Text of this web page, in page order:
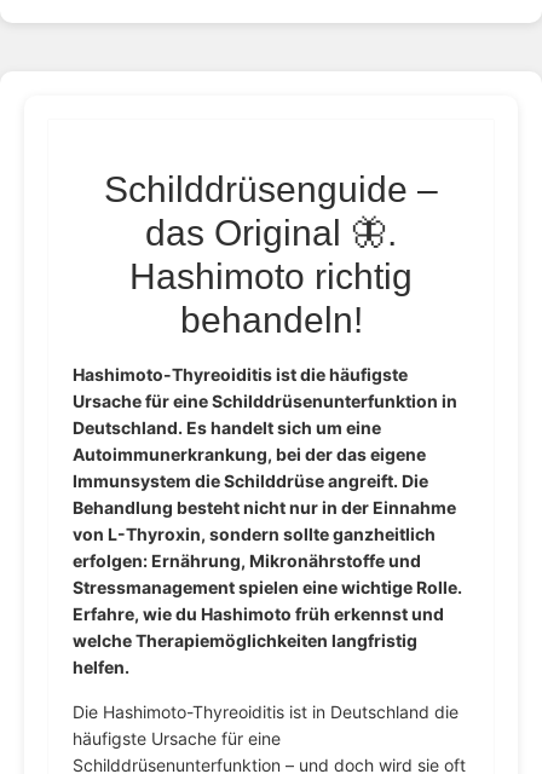
Schilddrüsenguide –
das Original 🦋.
Hashimoto richtig
behandeln!
Hashimoto-Thyreoiditis ist die häufigste
Ursache für eine Schilddrüsenunterfunktion in
Deutschland. Es handelt sich um eine
Autoimmunerkrankung, bei der das eigene
Immunsystem die Schilddrüse angreift. Die
Behandlung besteht nicht nur in der Einnahme
von L-Thyroxin, sondern sollte ganzheitlich
erfolgen: Ernährung, Mikronährstoffe und
Stressmanagement spielen eine wichtige Rolle.
Erfahre, wie du Hashimoto früh erkennst und
welche Therapiemöglichkeiten langfristig
helfen.
Die Hashimoto-Thyreoiditis ist in Deutschland die
häufigste Ursache für eine
Schilddrüsenunterfunktion – und doch wird sie oft